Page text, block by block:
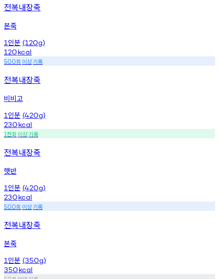
전복내장죽
본죽
1 인분 (120g)
120kcal
500회 이상기록
전복내장죽
비비고
1 인분 (420g)
230kcal
1천회 이상기록
전복내장죽
햇반
1 인분 (420g)
230kcal
500회 이상기록
전복내장죽
본죽
1 인분 (350g)
350kcal